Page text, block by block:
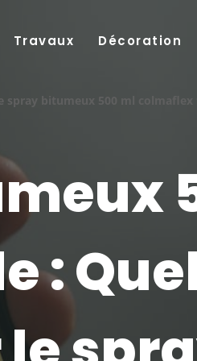
Travaux Décoration
spray bitumeux 500 ml colmaflex
: